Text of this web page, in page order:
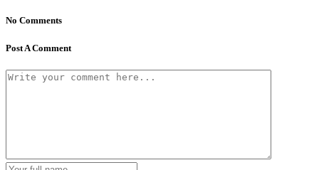
No Comments
Post A Comment